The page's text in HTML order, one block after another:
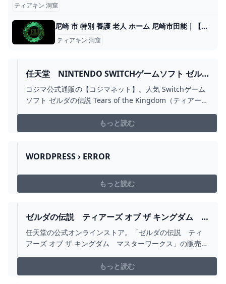
ティアキン 洞窟
尼崎 市 特別 養護 老人 ホーム 尼崎市田能｜【北之庄らくらく苑】ナレーションあり
ティアキン 洞窟
任天堂 NINTENDO SWITCHゲームソフト ゼル
ダの伝説 TEARS OF THE KINGDOM（ティアーズ
オブ ザ キングダム） HAC-P-AXN7A の通販 カテ
ジマネット - 全品代引き手数料無料
コジマ公式通販の【コジマネット】。人気 Switchゲーム
ソフト ゼルダの伝説 Tears of the Kingdom（ティアーズ
ムソフト ゼルダの伝説 Tears of the Kingdom（ティアー
ズ オブ ザ キングダム） HAC-P-AXN7A のお取り扱いペー
もっと読む
WORDPRESS › ERROR
もっと読む
ゼルダの伝説 ティアーズ オブ ザ キングダム
マスターワークス MY NINTENDO STORE（マイ
ニンテンドーストア）
任天堂の公式オンラインストア。「ゼルダの伝説 ティ
アーズ オブ ザ キングダム マスターワークス」の販売ペ
イッチ）やゲームソフト、ストア限定、オリジナルの商
品を販売しています。
もっと読む